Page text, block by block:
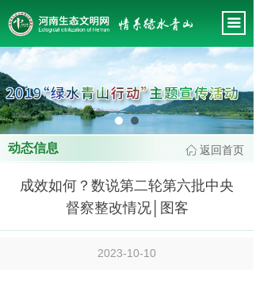
끀
首页
关于我们
会务管理
专题工作
政策法规
会员风采
专家智库
新闻中心
这里有最新的公司动态，这里有最新的网站设计、移
动端设计、网页相关内容与你分享
成效如何？数说第二轮第六批中央
督察整改情况│图客
动态信息 ꀇ 返回首页
2023-10-10